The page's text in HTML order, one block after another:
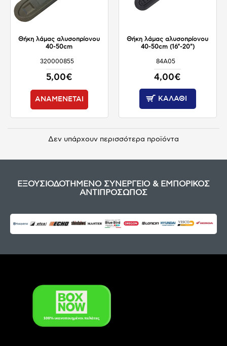
320000855
Θήκη λάμας αλυσοπρίονου
40-50cm
5,00€
ΑΝΑΜΕΝΕΤΑΙ
84A05
Θήκη λάμας αλυσοπρίονου
40-50cm (16"-20")
4,00€
ΚΑΛΆΘΙ
Δεν υπάρχουν περισσότερα προϊόντα
ΕΞΟΥΣΙΟΔΟΤΗΜΕΝΟ ΣΥΝΕΡΓΕΙΟ & ΕΜΠΟΡΙΚΟΣ
ΑΝΤΙΠΡΟΣΩΠΟΣ